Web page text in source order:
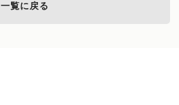
一覧に戻る